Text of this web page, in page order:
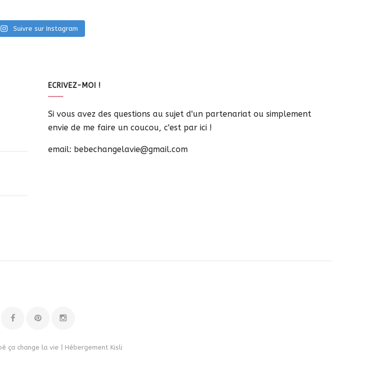
Suivre sur Instagram
ECRIVEZ-MOI !
Si vous avez des questions au sujet d'un partenariat ou simplement
envie de me faire un coucou, c'est par ici !
email: bebechangelavie@gmail.com
ça change la vie | Hébergement Kisli